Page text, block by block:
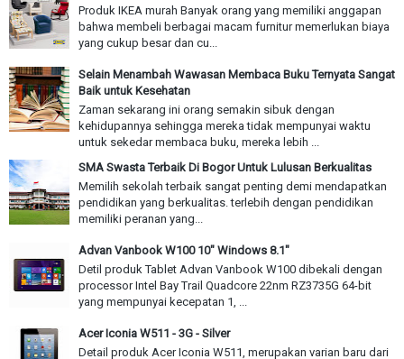
Produk IKEA murah Banyak orang yang memiliki anggapan
bahwa membeli berbagai macam furnitur memerlukan biaya
yang cukup besar dan cu...
Selain Menambah Wawasan Membaca Buku Ternyata Sangat
Baik untuk Kesehatan
Zaman sekarang ini orang semakin sibuk dengan
kehidupannya sehingga mereka tidak mempunyai waktu
untuk sekedar membaca buku, mereka lebih ...
SMA Swasta Terbaik Di Bogor Untuk Lulusan Berkualitas
Memilih sekolah terbaik sangat penting demi mendapatkan
pendidikan yang berkualitas. terlebih dengan pendidikan
memiliki peranan yang...
Advan Vanbook W100 10" Windows 8.1"
Detil produk Tablet Advan Vanbook W100 dibekali dengan
processor Intel Bay Trail Quadcore 22nm RZ3735G 64-bit
yang mempunyai kecepatan 1, ...
Acer Iconia W511 - 3G - Silver
Detail produk Acer Iconia W511, merupakan varian baru dari